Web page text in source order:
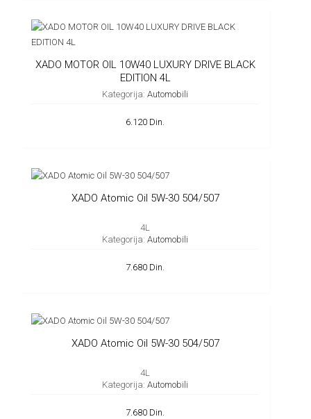
XADO MOTOR OIL 10W40 LUXURY DRIVE BLACK
EDITION 4L
Kategorija: Automobili
6.120 Din.
XADO Atomic Oil 5W-30 504/507
4L
Kategorija: Automobili
7.680 Din.
XADO Atomic Oil 5W-30 504/507
4L
Kategorija: Automobili
7.680 Din.